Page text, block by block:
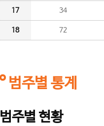
17 34
18 72
범주별 통계
범주별 현황